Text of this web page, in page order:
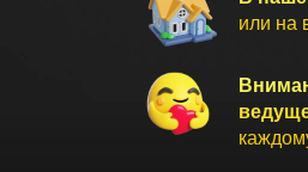
или на